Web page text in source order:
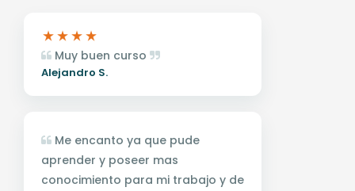
Muy buen curso
Alejandro S.
Me encanto ya que pude
aprender y poseer mas
conocimiento para mi trabajo y de